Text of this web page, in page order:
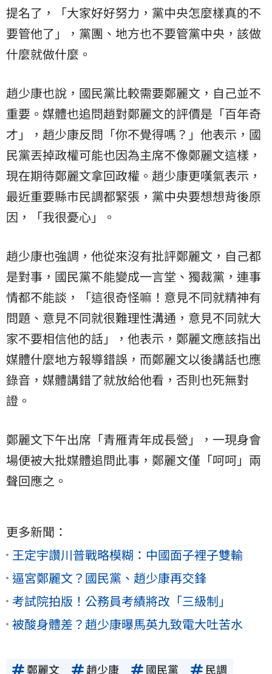
提名了，「大家好好努力，黨中央怎麼樣真的不
要管他了」，黨團、地方也不要管黨中央，該做
什麼就做什麼。
趙少康也說，國民黨比較需要鄭麗文，自己並不
重要。媒體也追問趙對鄭麗文的評價是「百年奇
才」，趙少康反問「你不覺得嗎？」他表示，國
民黨丟掉政權可能也因為主席不像鄭麗文這樣，
現在期待鄭麗文拿回政權。趙少康更嘆氣表示，
最近重要縣市民調都緊張，黨中央要想想背後原
因，「我很憂心」。
趙少康也強調，他從來沒有批評鄭麗文，自己都
是對事，國民黨不能變成一言堂、獨裁黨，連事
情都不能談，「這很奇怪嘛！意見不同就精神有
問題、意見不同就很難理性溝通，意見不同就大
家不要相信他的話」，他表示，鄭麗文應該指出
媒體什麼地方報導錯誤，而鄭麗文以後講話也應
錄音，媒體講錯了就放給他看，否則也死無對
證。
鄭麗文下午出席「青雁青年成長營」，一現身會
場便被大批媒體追問此事，鄭麗文僅「呵呵」兩
聲回應之。
更多新聞：
王定宇讚川普戰略模糊：中國面子裡子雙輸
逼宮鄭麗文？國民黨、趙少康再交鋒
考試院拍版！公務員考績將改「三級制」
被酸身體差？趙少康曝馬英九致電大吐苦水
鄭麗文 趙少康 國民黨 民調